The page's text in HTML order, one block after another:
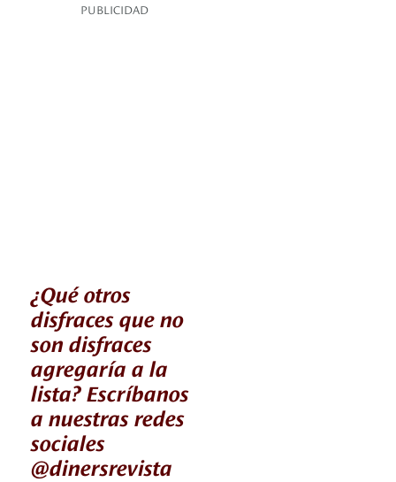
PUBLICIDAD
¿Qué otros
disfraces que no
son disfraces
agregaría a la
lista? Escríbanos
a nuestras redes
sociales
@dinersrevista